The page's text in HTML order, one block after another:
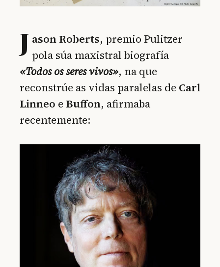
J ason Roberts, premio Pulitzer
pola súa maxistral biografía
«Todos os seres vivos», na que
reconstrúe as vidas paralelas de Carl
Linneo e Buffon, afirmaba
recentemente: